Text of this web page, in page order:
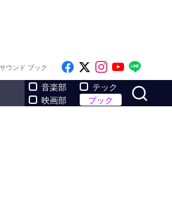
ウンド ブック Like on Facebook
Follow on x
Follow on
Follow
音楽部
映画部
テック
ブック